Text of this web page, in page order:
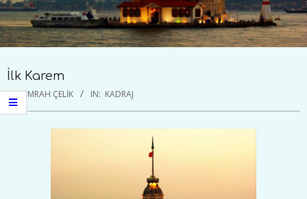
İlk Karem
BY: EMRAH ÇELIK IN: KADRAJ